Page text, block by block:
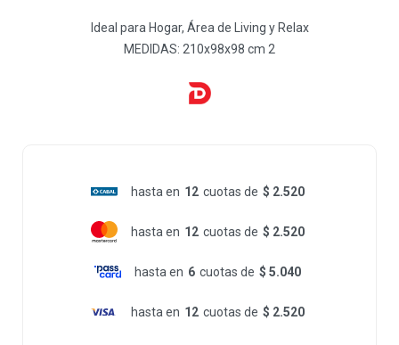
Ideal para Hogar, Área de Living y Relax
MEDIDAS: 210x98x98 cm 2
hasta en 12 cuotas de $ 2.520
hasta en 12 cuotas de $ 2.520
hasta en 6 cuotas de $ 5.040
hasta en 12 cuotas de $ 2.520